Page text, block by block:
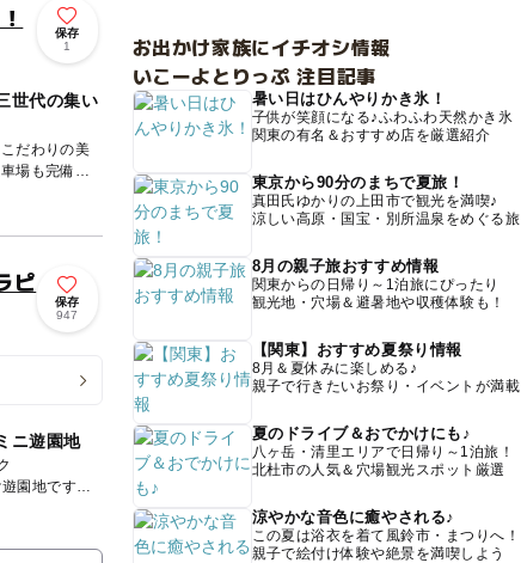
保存
1
世代の集い
だわりの美
場も完備さ
ピ
保存
947
ニ遊園地
園地です。
京湾やアク
お出かけ家族にイチオシ情報
いこーよとりっぷ 注目記事
暑い日はひんやりかき氷！
子供が笑顔になる♪ふわふわ天然かき氷
関東の有名＆おすすめ店を厳選紹介
東京から90分のまちで夏旅！
真田氏ゆかりの上田市で観光を満喫♪
涼しい高原・国宝・別所温泉をめぐる旅
8月の親子旅おすすめ情報
関東からの日帰り～1泊旅にぴったり
観光地・穴場＆避暑地や収穫体験も！
【関東】おすすめ夏祭り情報
8月＆夏休みに楽しめる♪
親子で行きたいお祭り・イベントが満載
夏のドライブ＆おでかけにも♪
八ヶ岳・清里エリアで日帰り～1泊旅！
北杜市の人気＆穴場観光スポット厳選
涼やかな音色に癒やされる♪
この夏は浴衣を着て風鈴市・まつりへ！
親子で絵付け体験や絶景を満喫しよう